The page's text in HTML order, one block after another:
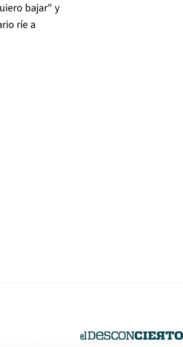
bajar" y
ríe a